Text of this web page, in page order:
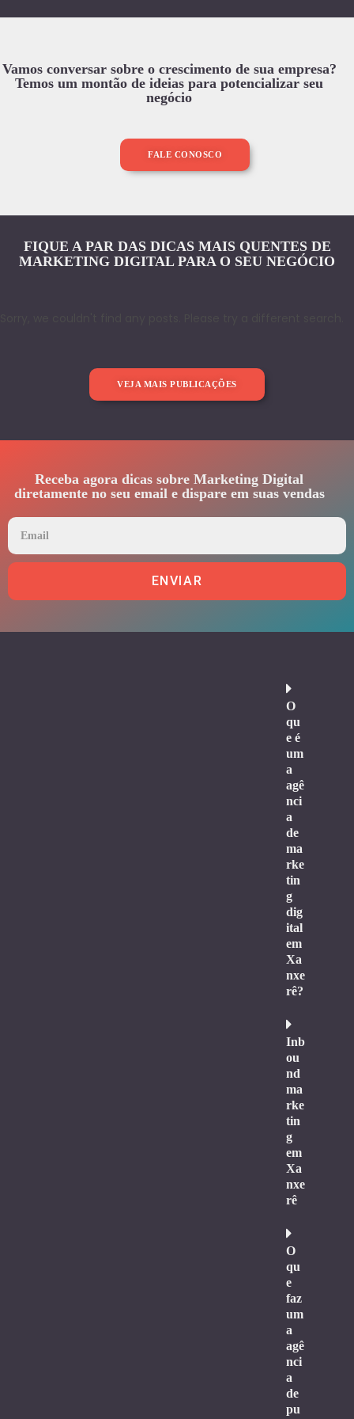
Vamos conversar sobre o crescimento de sua empresa?
Temos um montão de ideias para potencializar seu
negócio
FALE CONOSCO
FIQUE A PAR DAS DICAS MAIS QUENTES DE
MARKETING DIGITAL PARA O SEU NEGÓCIO
VEJA MAIS PUBLICAÇÕES
Receba agora dicas sobre Marketing Digital
diretamente no seu email e dispare em suas vendas
ENVIAR
O
qu
e é
um
a
agê
nci
a
de
ma
rke
tin
g
dig
ital
em
Xa
nxe
rê?
Inb
ou
nd
ma
rke
tin
g
em
Xa
nxe
rê
O
qu
e
faz
um
a
agê
nci
a
de
pu